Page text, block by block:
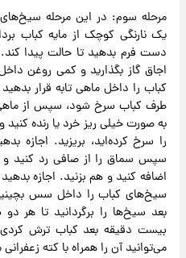
مرحله سوم: در این مرحله سیخ‌های
یک نارنگی کوچک از مایه کباب
دست فرم بدهید تا حالت پیدا
اجاق گاز بگذارید و کمی روغن
کباب را داخل ماهی تابه قرار
طرف کباب سرخ شود، سپس از ماهی
به صورت خیلی ریز خرد یا رنده
را سرخ کرده‌اید، بریزید. اجازه
سپس سماق را از صافی رد کنید
اضافه کنید و هم بزنید. اجازه
سیخ‌های کباب را داخل سس
بعد سیخ‌ها را برگردانید تا
بیست دقیقه بعد کباب ترش
می‌توانید آن را همراه با کته